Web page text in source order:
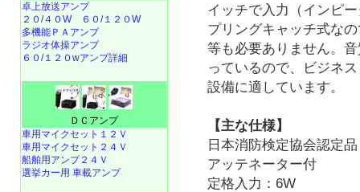
イッチで入力（インピ
プリングキャッチ式な
等も必要ありません。
っているので、ビジネ
設備に適しています。
【主な仕様】
日本消防検定協会認定品
アッテネーター付
定格入力：6W
卓上放送アンプ
２０/４０W
６０/１２０W
多機能ＰＡアンプ
ラジオ体操アンプ
６０/１２０wアンプ詳細
ＤＣアンプ
車用マイクセット１２Ｖ
車用マイクセット２４Ｖ
船舶用アンプ２４Ｖ
選挙カー用 車載アンプ